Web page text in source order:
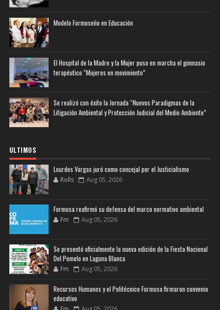
Modelo Formoseño en Educación
El Hospital de la Madre y la Mujer puso en marcha el gimnasio
terapéutico “Mujeres en movimiento”
Se realizó con éxito la Jornada “Nuevos Paradigmas de la
Litigación Ambiental y Protección Judicial del Medio Ambiente”
ULTIMOS
Lourdes Vargas juró como concejal por el Justicialismo
Rolls Aug 05, 2026
Formosa reafirmó su defensa del marco normativo ambiental
Fm Aug 05, 2026
Se presentó oficialmente la nueva edición de la Fiesta Nacional
Del Pomelo en Laguna Blanca
Fm Aug 05, 2026
Recursos Humanos y el Politécnico Formosa firmaron convenio
educativo